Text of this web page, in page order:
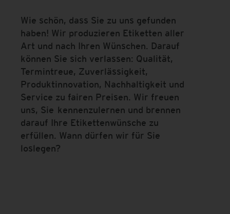
Wie schön, dass Sie zu uns gefunden
haben! Wir produzieren Etiketten aller
Art und nach Ihren Wünschen. Darauf
können Sie sich verlassen: Qualität,
Termintreue, Zuverlässigkeit,
Produktinnovation, Nachhaltigkeit und
Service zu fairen Preisen. Wir freuen
uns, Sie kennenzulernen und brennen
darauf Ihre Etikettenwünsche zu
erfüllen. Wann dürfen wir für Sie
loslegen?